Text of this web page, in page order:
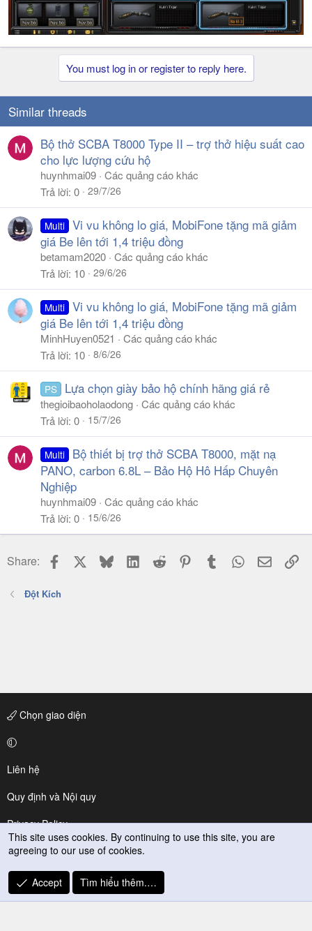
You must log in or register to reply here.
Similar threads
Bộ thở SCBA T8000 Type II – trợ thở hiệu suất cao
cho lực lượng cứu hộ
huynhmai09 Các quảng cáo khác
Trả lời 0 29/7/26
Multi Vi vu không lo giá, MobiFone tặng mã giảm
giá Be lên tới 1,4 triệu đồng
betamam2020 Các quảng cáo khác
Trả lời 10 29/6/26
Multi Vi vu không lo giá, MobiFone tặng mã giảm
giá Be lên tới 1,4 triệu đồng
MinhHuyen0521
Các quảng cáo khác
Trả lời 10 8/6/26
PS Lựa chọn giày bảo hộ chính hãng giá rẻ
thegioibaoholaodong Các quảng cáo khác
Trả lời 0 15/7/26
Multi
Bộ thiết bị trợ thở SCBA T8000, mặt nạ
PANO, carbon 6.8L – Bảo Hộ Hô Hấp Chuyên
Nghiệp
huynhmai09 Các quảng cáo khác
Trả lời 0 15/6/26
Share: Facebook BlueskyLinkedIn
Reddit PinterestTumblr WhatsApp
Email
Đột Kích
Chọn giao diện
Liên hệ
Quy định và Nội quy
Privacy Policy
Trợ giúp
R
S
This site uses cookies. By continuing to use this site, you are
agreeing to our use of cookies.
Accept Tìm hiểu thêm.…